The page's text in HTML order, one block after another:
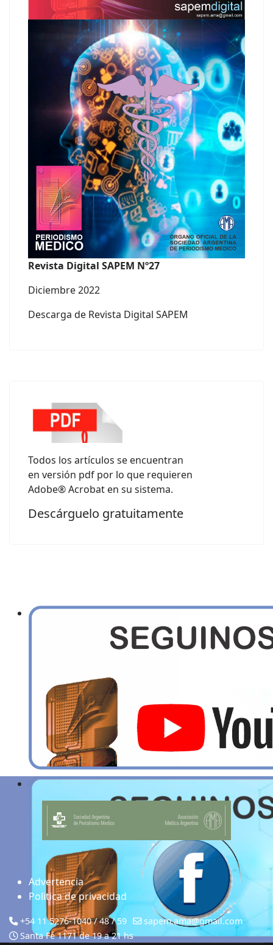
Revista Digital SAPEM Nº27
Diciembre 2022
Descarga de Revista Digital SAPEM
Todos los artículos se encuentran
en versión pdf por lo que requieren
Adobe® Acrobat en su sistema.
Descárguelo gratuitamente
Advertencia
Politica de privacidad
+54 11 5276-1040 / 48 / 59
sapem.ama@gmail.com
Santa Fé 1171 de 19 a 21 hs